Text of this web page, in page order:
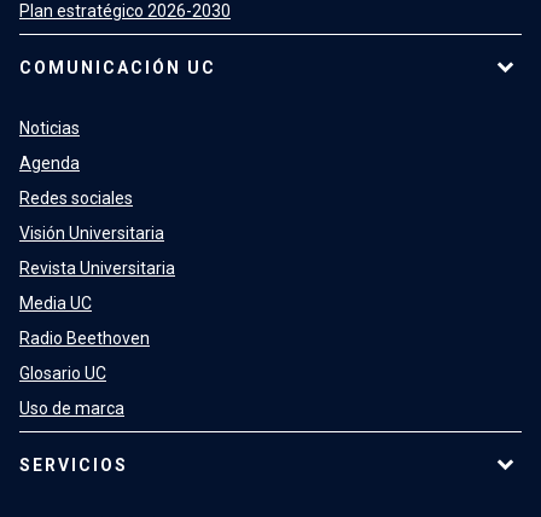
Plan estratégico 2026-2030
COMUNICACIÓN UC
Noticias
Agenda
Redes sociales
Visión Universitaria
Revista Universitaria
Media UC
Radio Beethoven
Glosario UC
Uso de marca
SERVICIOS